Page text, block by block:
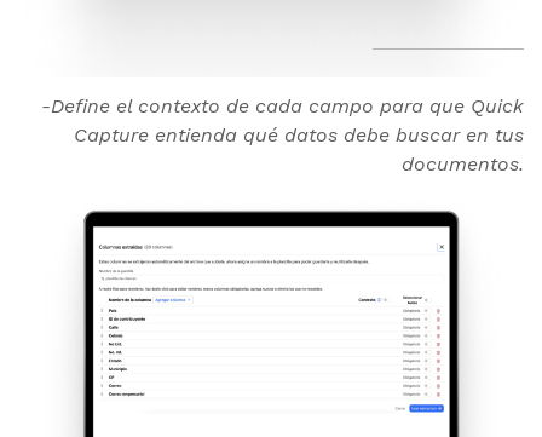
-Define el contexto de cada campo para que Quick
Capture entienda qué datos debe buscar en tus
documentos.